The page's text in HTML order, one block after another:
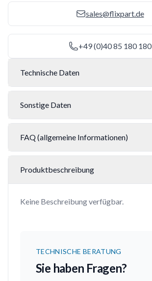
sales@flixpart.de
+49 (0)40 85 180 180
Technische Daten
Sonstige Daten
FAQ (allgemeine Informationen)
Produktbeschreibung
Keine Beschreibung verfügbar.
TECHNISCHE BERATUNG
Sie haben Fragen?